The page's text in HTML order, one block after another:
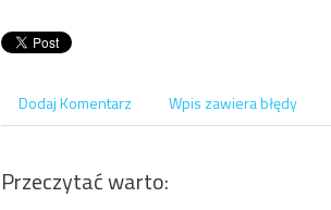
Dodaj Komentarz Wpis zawiera błędy
Przeczytać warto: